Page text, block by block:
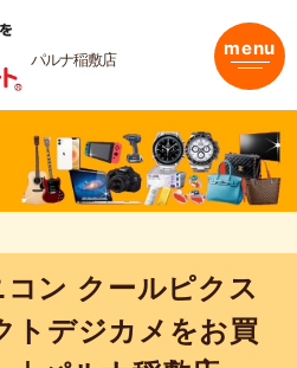
パルナ稲敷店 menu
コン クールピクス
トデジカメをお買